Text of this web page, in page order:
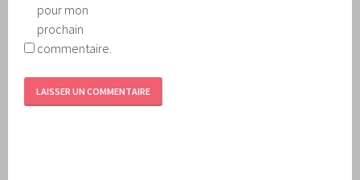
pour mon
prochain
commentaire.